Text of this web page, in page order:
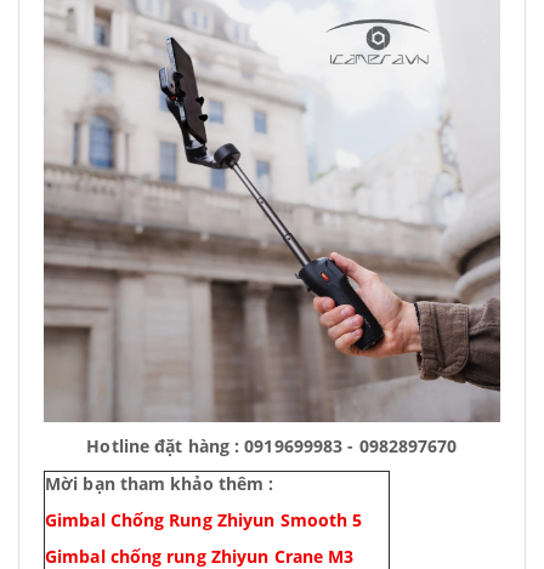
Hotline đặt hàng : 0919699983 - 0982897670
Mời bạn tham khảo thêm :
Gimbal Chống Rung Zhiyun Smooth 5
Gimbal chống rung Zhiyun Crane M3